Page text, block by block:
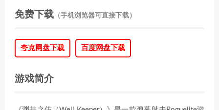
免费下载 （手机浏览器可直接下载）
夸克网盘下载 百度网盘下载
游戏简介